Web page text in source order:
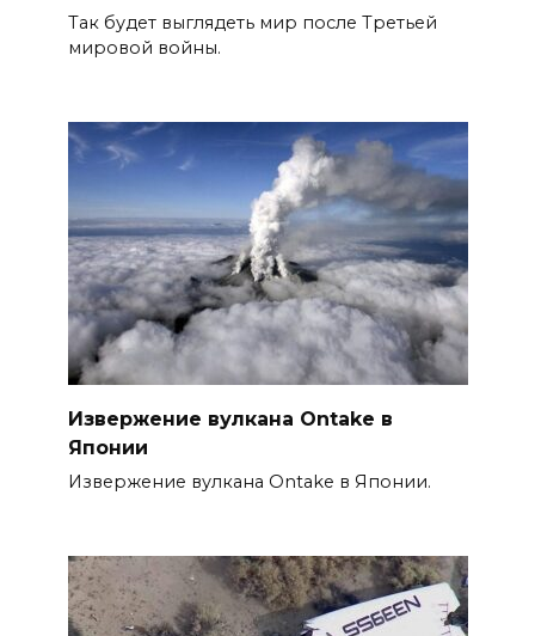
Так будет выглядеть мир после Третьей
мировой войны.
Извержение вулкана Ontake в
Японии
Извержение вулкана Ontake в Японии.